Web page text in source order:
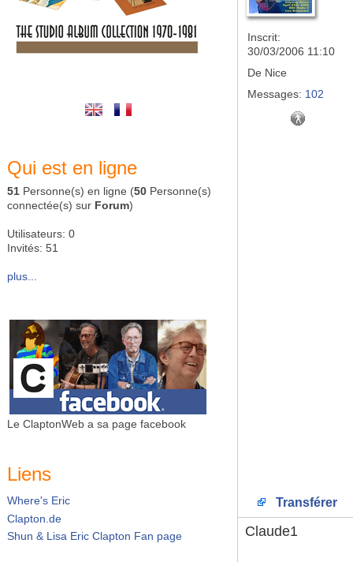
Qui est en ligne
51 Personne(s) en ligne (50 Personne(s)
connectée(s) sur Forum)
Utilisateurs: 0
Invités: 51
plus...
Le ClaptonWeb a sa page facebook
Liens
Where's Eric
Clapton.de
Shun & Lisa Eric Clapton Fan page
Inscrit:
30/03/2006 11:10
De Nice
Messages: 102
Transférer
Claude1